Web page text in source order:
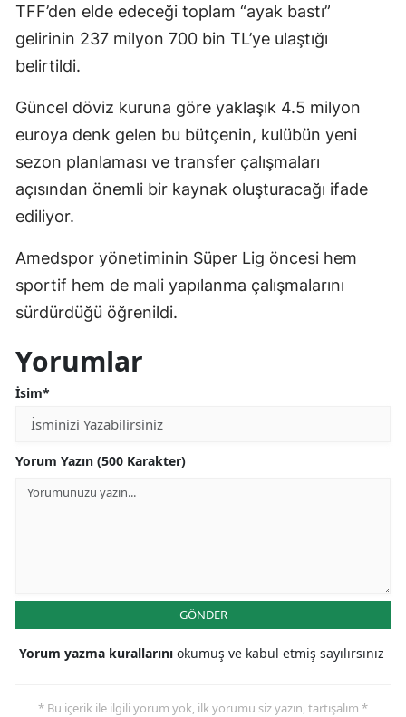
TFF’den elde edeceği toplam “ayak bastı”
gelirinin 237 milyon 700 bin TL’ye ulaştığı
belirtildi.
Güncel döviz kuruna göre yaklaşık 4.5 milyon
euroya denk gelen bu bütçenin, kulübün yeni
sezon planlaması ve transfer çalışmaları
açısından önemli bir kaynak oluşturacağı ifade
ediliyor.
Amedspor yönetiminin Süper Lig öncesi hem
sportif hem de mali yapılanma çalışmalarını
sürdürdüğü öğrenildi.
Yorumlar
İsim*
Yorum Yazın (500 Karakter)
GÖNDER
Yorum yazma kurallarını okumuş ve kabul etmiş sayılırsınız
* Bu içerik ile ilgili yorum yok, ilk yorumu siz yazın, tartışalım *